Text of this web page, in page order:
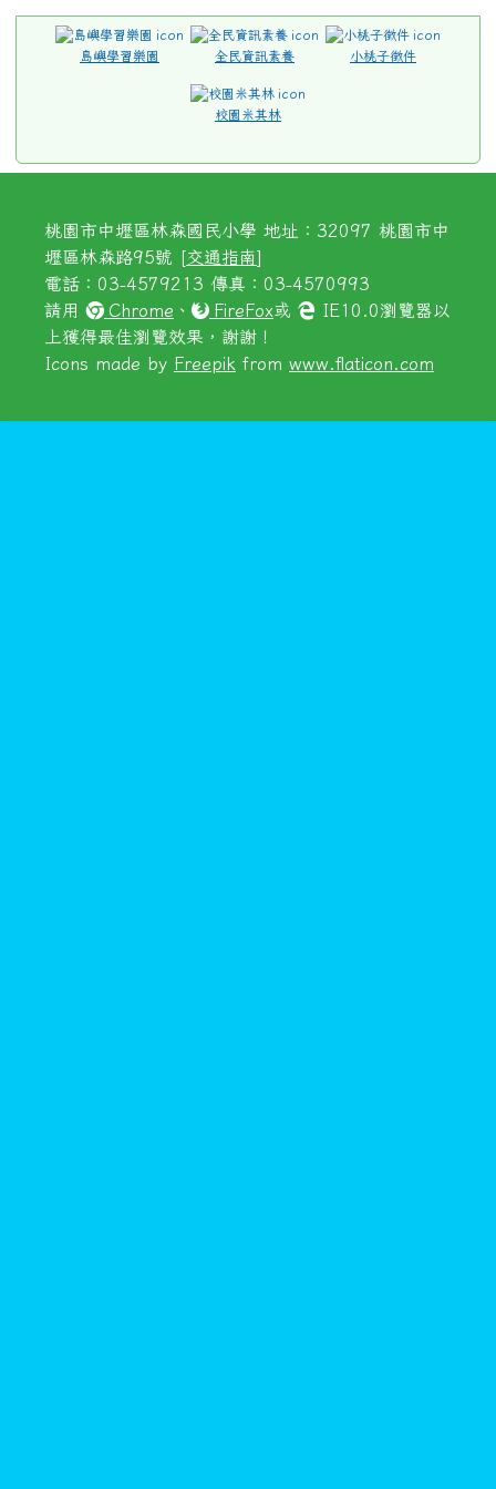
島嶼學習樂園 全民資訊素養 小桃子徵件
校園米其林
桃園市中壢區林森國民小學 地址：32097 桃園市中
壢區林森路95號 [交通指南]
電話：03-4579213 傳真：03-4570993
請用
Chrome 、 FireFox或
IE10.0瀏覽器以
上獲得最佳瀏覽效果，謝謝！
Icons made by Freepik from www.flaticon.com